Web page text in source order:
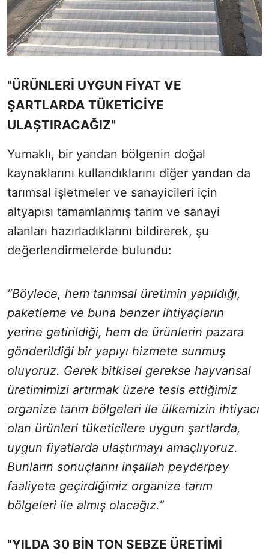
"ÜRÜNLERİ UYGUN FİYAT VE
ŞARTLARDA TÜKETİCİYE
ULAŞTIRACAĞIZ"
Yumaklı, bir yandan bölgenin doğal
kaynaklarını kullandıklarını diğer yandan da
tarımsal işletmeler ve sanayicileri için
altyapısı tamamlanmış tarım ve sanayi
alanları hazırladıklarını bildirerek, şu
değerlendirmelerde bulundu:
“Böylece, hem tarımsal üretimin yapıldığı,
paketleme ve buna benzer ihtiyaçların
yerine getirildiği, hem de ürünlerin pazara
gönderildiği bir yapıyı hizmete sunmuş
oluyoruz. Gerek bitkisel gerekse hayvansal
üretimimizi artırmak üzere tesis ettiğimiz
organize tarım bölgeleri ile ülkemizin ihtiyacı
olan ürünleri tüketicilere uygun şartlarda,
uygun fiyatlarda ulaştırmayı amaçlıyoruz.
Bunların sonuçlarını inşallah peyderpey
faaliyete geçirdiğimiz organize tarım
bölgeleri ile almış olacağız.”
"YILDA 30 BİN TON SEBZE ÜRETİMİ